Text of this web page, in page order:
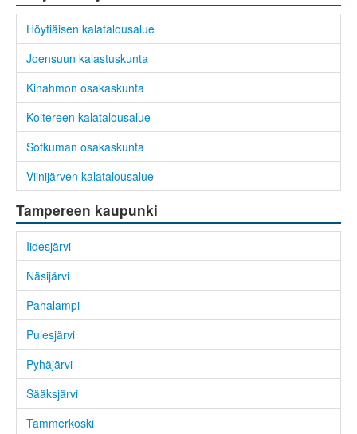
Höytiäisen kalatalousalue
Joensuun kalastuskunta
Kinahmon osakaskunta
Koitereen kalatalousalue
Sotkuman osakaskunta
Viinijärven kalatalousalue
Tampereen kaupunki
Iidesjärvi
Näsijärvi
Pahalampi
Pulesjärvi
Pyhäjärvi
Sääksjärvi
Tammerkoski